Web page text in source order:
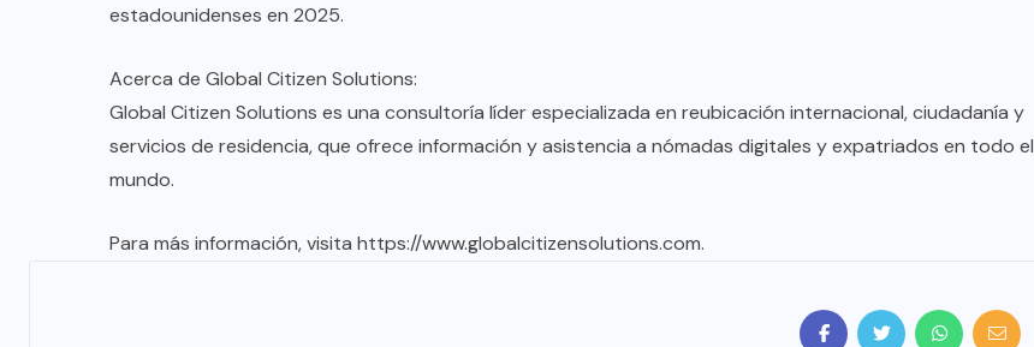
estadounidenses en 2025.
Acerca de Global Citizen Solutions:
Global Citizen Solutions es una consultoría líder especializada en reubicación internacional, ciudadanía y
servicios de residencia, que ofrece información y asistencia a nómadas digitales y expatriados en todo el
mundo.
Para más información, visita https://www.globalcitizensolutions.com.